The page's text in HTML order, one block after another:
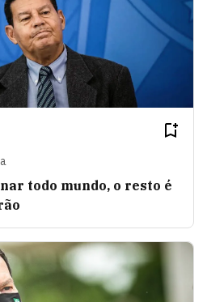
todo mundo, o resto é